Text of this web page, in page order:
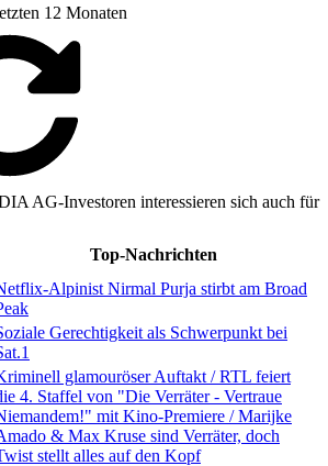
12 Monaten
AG-Investoren interessieren sich auch für
Top-Nachrichten
Alpinist Nirmal Purja stirbt am Broad
Gerechtigkeit als Schwerpunkt bei
glamouröser Auftakt / RTL feiert
4. Staffel von "Die Verräter - Vertraue
mit Kino-Premiere / Marijke
& Max Kruse sind Verräter, doch
stellt alles auf den Kopf